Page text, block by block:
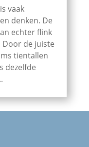
vaak
denken. De
echter flink
de juiste
tientallen
dezelfde